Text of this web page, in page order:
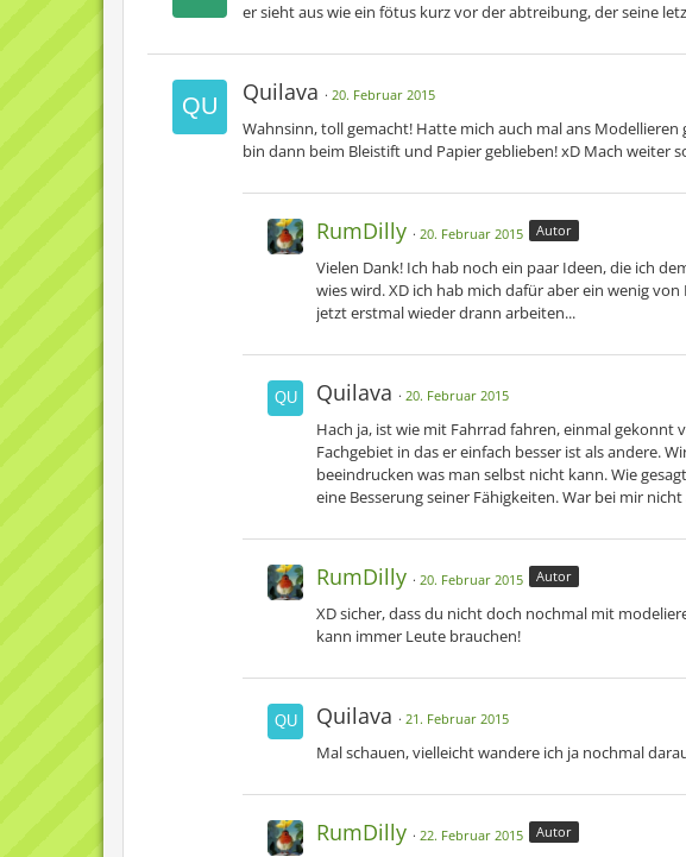
er sieht aus wie ein fötus kurz vor der abtreibung, der seine
Quilava 20. Februar 2015
Wahnsinn, toll gemacht! Hatte mich auch mal ans
bin dann beim Bleistift und Papier geblieben! xD Mach weiter
RumDilly 20. Februar 2015 Autor
Vielen Dank! Ich hab noch ein paar Ideen, die ich
wies wird. XD ich hab mich dafür aber ein wenig
jetzt erstmal wieder drann arbeiten...
Quilava 20. Februar 2015
Hach ja, ist wie mit Fahrrad fahren, einmal gekonnt
Fachgebiet in das er einfach besser ist als andere.
beeindrucken was man selbst nicht kann. Wie
eine Besserung seiner Fähigkeiten. War bei mir nicht
RumDilly 20. Februar 2015 Autor
XD sicher, dass du nicht doch nochmal mit
kann immer Leute brauchen!
Quilava 21. Februar 2015
Mal schauen, vielleicht wandere ich ja nochmal
RumDilly 22. Februar 2015 Autor